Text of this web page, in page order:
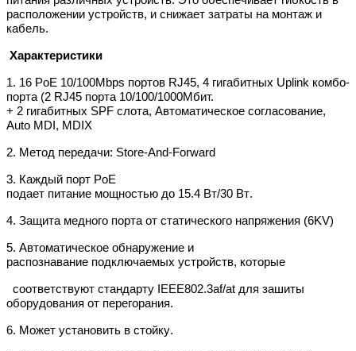
расположении устройств, и снижает затраты на монтаж и
кабель.
Характеристики
1. 16 PoE 10/100Mbps портов RJ45, 4 гигабитных Uplink комбо-
порта (2 RJ45 порта 10/100/1000Mбит.
+ 2 гигабитных SPF слота, Автоматическое согласование,
Auto MDI, MDIX
2. Метод передачи: Store-And-Forward
3. Каждый порт PoE
подает питание мощностью до 15.4 Вт/30 Вт.
4. Защита медного порта от статического напряжения (6KV)
5. Автоматическое обнаружение и
распознавание подключаемых устройств, которые
соответствуют стандарту IEEE802.3af/at для зашиты
оборудования от перегорания.
6. Может установить в стойку.